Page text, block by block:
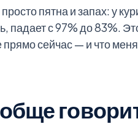
пятна и запах: у
падает с 97% до 83%.
сейчас — и что